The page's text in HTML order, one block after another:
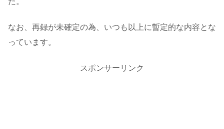
なお、再録が未確定の為、いつも以上に暫定的な内容とな
っています。
スポンサーリンク